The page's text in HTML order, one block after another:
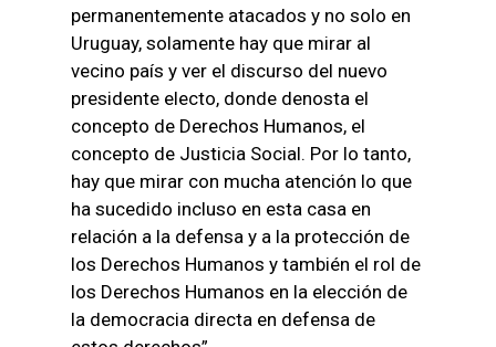
permanentemente atacados y no solo en
Uruguay, solamente hay que mirar al
vecino país y ver el discurso del nuevo
presidente electo, donde denosta el
concepto de Derechos Humanos, el
concepto de Justicia Social. Por lo tanto,
hay que mirar con mucha atención lo que
ha sucedido incluso en esta casa en
relación a la defensa y a la protección de
los Derechos Humanos y también el rol de
los Derechos Humanos en la elección de
la democracia directa en defensa de